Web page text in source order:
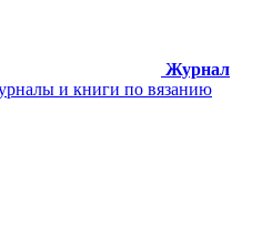
Журнал
и книги по вязанию